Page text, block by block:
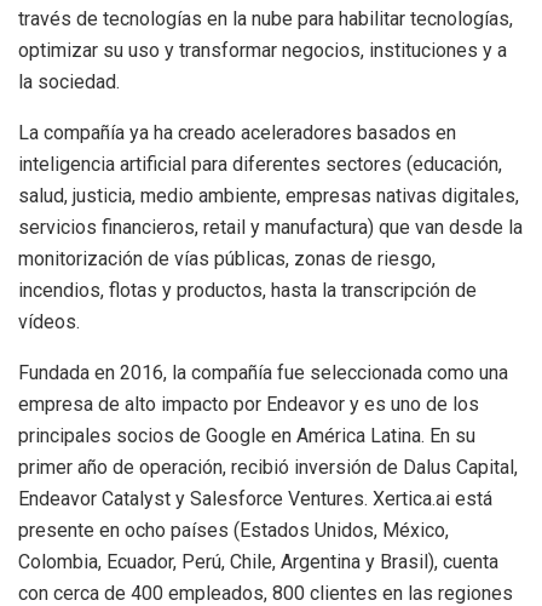
través de tecnologías en la nube para habilitar tecnologías,
optimizar su uso y transformar negocios, instituciones y a
la sociedad.
La compañía ya ha creado aceleradores basados en
inteligencia artificial para diferentes sectores (educación,
salud, justicia, medio ambiente, empresas nativas digitales,
servicios financieros, retail y manufactura) que van desde la
monitorización de vías públicas, zonas de riesgo,
incendios, flotas y productos, hasta la transcripción de
vídeos.
Fundada en 2016, la compañía fue seleccionada como una
empresa de alto impacto por Endeavor y es uno de los
principales socios de Google en América Latina. En su
primer año de operación, recibió inversión de Dalus Capital,
Endeavor Catalyst y Salesforce Ventures. Xertica.ai está
presente en ocho países (Estados Unidos, México,
Colombia, Ecuador, Perú, Chile, Argentina y Brasil), cuenta
con cerca de 400 empleados, 800 clientes en las regiones